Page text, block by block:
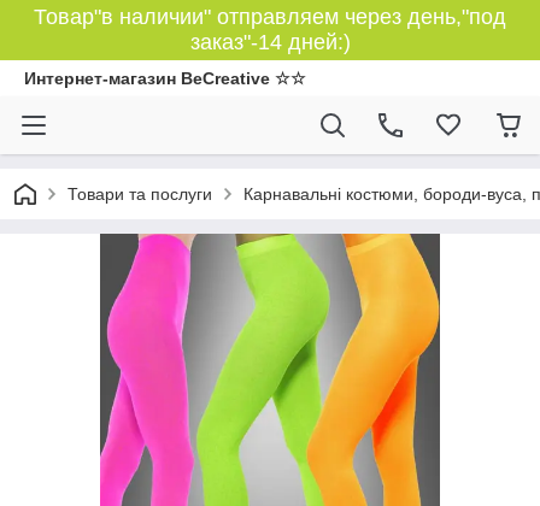
Товар"в наличии" отправляем через день,"под
заказ"-14 дней:)
Интернет-магазин BeCreative ☆☆
Товари та послуги Карнавальні костюми, бороди-вуса,